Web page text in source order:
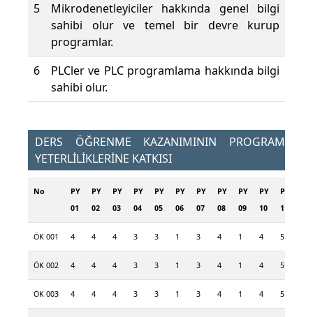
5
Mikrodenetleyiciler hakkında genel bilgi
sahibi olur ve temel bir devre kurup
programlar.
6
PLCler ve PLC programlama hakkında bilgi
sahibi olur.
DERS ÖĞRENME KAZANIMININ PROGRAM
YETERLİLİKLERİNE KATKISI
No
PY
01
PY
02
PY
03
PY
04
PY
05
PY
06
PY
07
PY
08
PY
09
PY
10
PY
11
ÖK 001 4 4 4 3 3 1 3 4 1 4 5
ÖK 002 4 4 4 3 3 1 3 4 1 4 5
ÖK 003 4 4 4 3 3 1 3 4 1 4 5